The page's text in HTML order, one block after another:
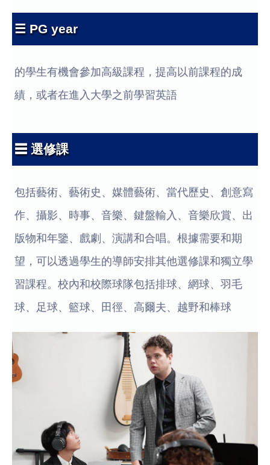
☰ PG year
的學生有機會參加高級課程，提高以前課程的成
績，或者在進入大學之前學習英語
☰ 選修課
包括藝術、藝術史、媒體藝術、當代歷史、創意寫
作、攝影、時事、音樂、鍵盤輸入、音樂欣賞、出
版物和年鑒、戲劇、演講和合唱。根據需要和期
望，可以透過學生的導師安排其他選修課和獨立學
習課程。校內和校際球隊包括排球、網球、羽毛
球、足球、籃球、田徑、高爾夫、越野和棒球